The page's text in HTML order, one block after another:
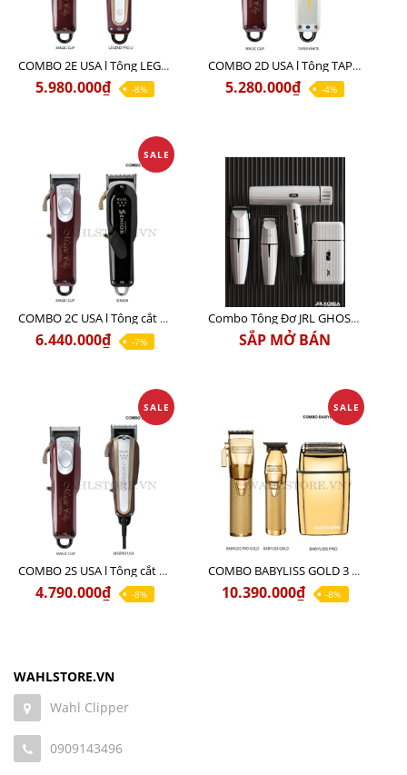
COMBO 2E USA l Tông LEGEND PRO LI + Tông MAGIC CLIP
5.980.000₫ -8%
COMBO 2D USA l Tông TAPER WHITE + Tông MAGIC CLIP
5.280.000₫ -4%
SALE
COMBO 2C USA l Tông cắt Senior + Tông cắt Magic clip
6.440.000₫ -7%
Combo Tông Đơ JRL GHOST 3 Limited Edition Chính Hãng USA
SẮP MỞ BÁN
SALE
COMBO 2S USA l Tông cắt LEGEND USA CÓ DÂY 220V + Tông pin MAGIC CLIP
4.790.000₫ -8%
SALE
COMBO BABYLISS GOLD 3 cao cấp chính hãng
10.390.000₫ -8%
WAHLSTORE.VN
Wahl Clipper
0909143496